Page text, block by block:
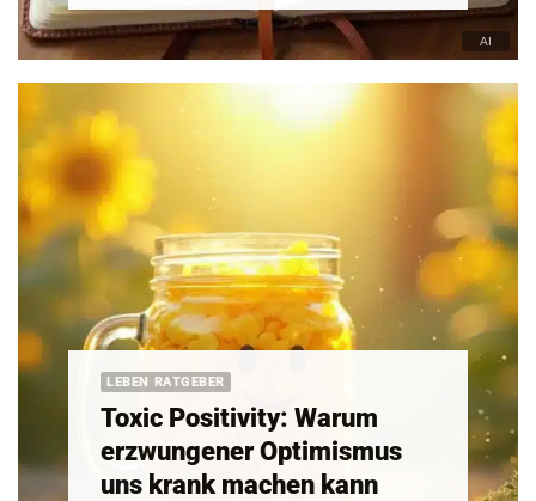
LEBEN RATGEBER
Toxic Positivity: Warum
erzwungener Optimismus
uns krank machen kann